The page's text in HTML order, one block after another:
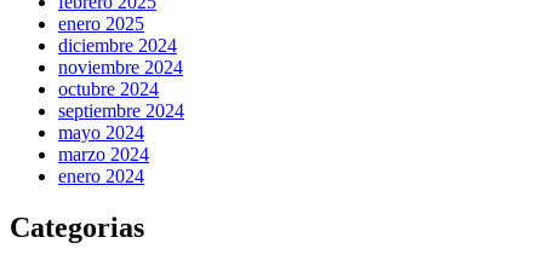
enero 2025
diciembre 2024
noviembre 2024
octubre 2024
septiembre 2024
mayo 2024
marzo 2024
enero 2024
Categorias